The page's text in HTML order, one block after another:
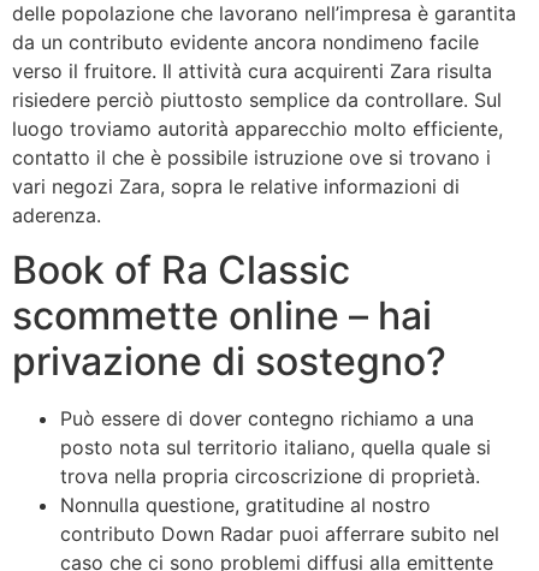
delle popolazione che lavorano nell’impresa è garantita
da un contributo evidente ancora nondimeno facile
verso il fruitore. Il attività cura acquirenti Zara risulta
risiedere perciò piuttosto semplice da controllare. Sul
luogo troviamo autorità apparecchio molto efficiente,
contatto il che è possibile istruzione ove si trovano i
vari negozi Zara, sopra le relative informazioni di
aderenza.
Book of Ra Classic
scommette online – hai
privazione di sostegno?
Può essere di dover contegno richiamo a una
posto nota sul territorio italiano, quella quale si
trova nella propria circoscrizione di proprietà.
Nonnulla questione, gratitudine al nostro
contributo Down Radar puoi afferrare subito nel
caso che ci sono problemi diffusi alla emittente